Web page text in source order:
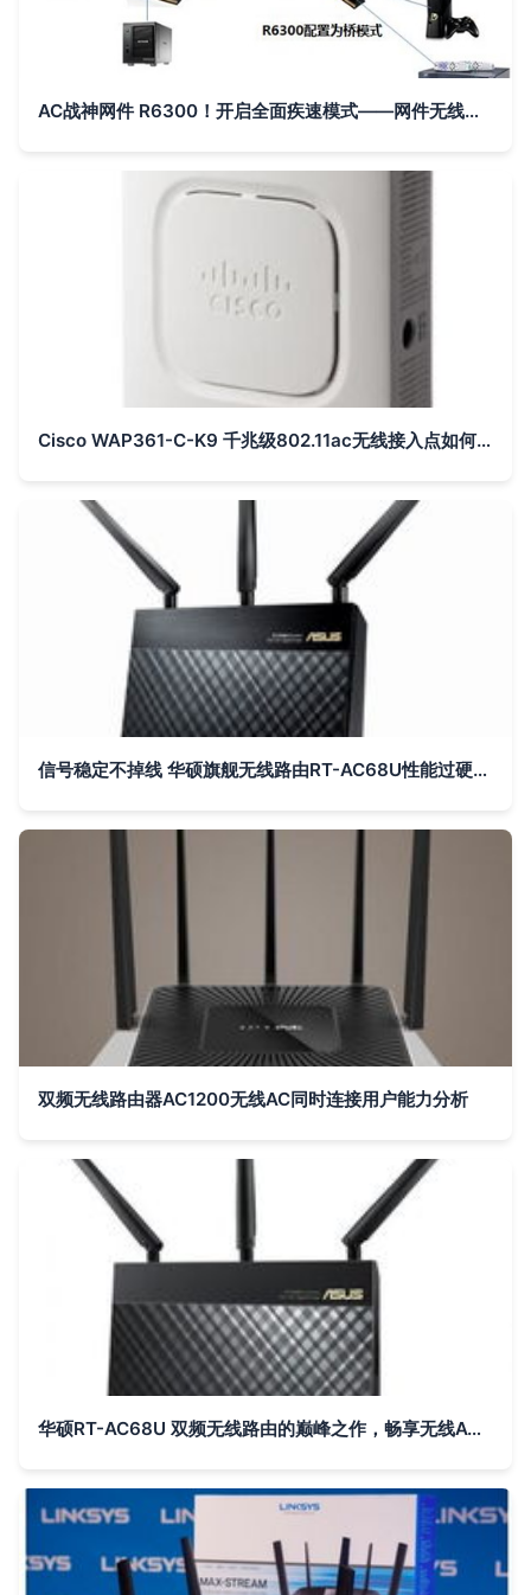
AC战神网件 R6300！开启全面疾速模式——网件无线路由器新闻快评
Cisco WAP361-C-K9 千兆级802.11ac无线接入点如何重塑企业组网体验
信号稳定不掉线 华硕旗舰无线路由RT-AC68U性能过硬，永不“卡壳”
双频无线路由器AC1200无线AC同时连接用户能力分析
华硕RT-AC68U 双频无线路由的巅峰之作，畅享无线AC极速体验